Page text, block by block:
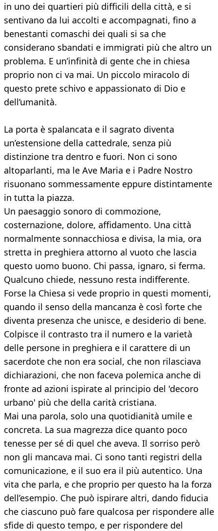
in uno dei quartieri più difficili della città, e si
sentivano da lui accolti e accompagnati, fino a
benestanti comaschi dei quali si sa che
considerano sbandati e immigrati più che altro un
problema. E un’infinità di gente che in chiesa
proprio non ci va mai. Un piccolo miracolo di
questo prete schivo e appassionato di Dio e
dell’umanità.
La porta è spalancata e il sagrato diventa
un’estensione della cattedrale, senza più
distinzione tra dentro e fuori. Non ci sono
altoparlanti, ma le Ave Maria e i Padre Nostro
risuonano sommessamente eppure distintamente
in tutta la piazza.
Un paesaggio sonoro di commozione,
costernazione, dolore, affidamento. Una città
normalmente sonnacchiosa e divisa, la mia, ora
stretta in preghiera attorno al vuoto che lascia
questo uomo buono. Chi passa, ignaro, si ferma.
Qualcuno chiede, nessuno resta indifferente.
Forse la Chiesa si vede proprio in questi momenti,
quando il senso della mancanza è così forte che
diventa presenza che unisce, e desiderio di bene.
Colpisce il contrasto tra il numero e la varietà
delle persone in preghiera e il carattere di un
sacerdote che non era social, che non rilasciava
dichiarazioni, che non faceva polemica anche di
fronte ad azioni ispirate al principio del 'decoro
urbano' più che della carità cristiana.
Mai una parola, solo una quotidianità umile e
concreta. La sua magrezza dice quanto poco
tenesse per sé di quel che aveva. Il sorriso però
non gli mancava mai. Ci sono tanti registri della
comunicazione, e il suo era il più autentico. Una
vita che parla, e che proprio per questo ha la forza
dell’esempio. Che può ispirare altri, dando fiducia
che ciascuno può fare qualcosa per rispondere alle
sfide di questo tempo, e per rispondere del